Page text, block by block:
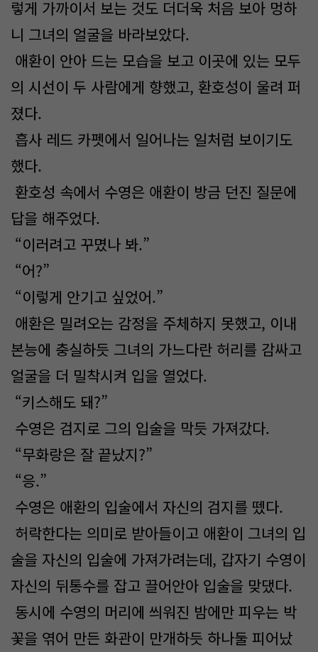
렇게 가까이서 보는 것도 더더욱 처음 보아 멍하
니 그녀의 얼굴을 바라보았다.
애환이 안아 드는 모습을 보고 이곳에 있는 모두
의 시선이 두 사람에게 향했고, 환호성이 울려 퍼
졌다.
흡사 레드 카펫에서 일어나는 일처럼 보이기도
했다.
환호성 속에서 수영은 애환이 방금 던진 질문에
답을 해주었다.
“이러려고 꾸몄나 봐.”
“어?”
“이렇게 안기고 싶었어.”
애환은 밀려오는 감정을 주체하지 못했고, 이내
본능에 충실하듯 그녀의 가느다란 허리를 감싸고
얼굴을 더 밀착시켜 입을 열었다.
“키스해도 돼?”
수영은 검지로 그의 입술을 막듯 가져갔다.
“무화랑은 잘 끝났지?”
“응.”
수영은 애환의 입술에서 자신의 검지를 뗐다.
허락한다는 의미로 받아들이고 애환이 그녀의 입
술을 자신의 입술에 가져가려는데, 갑자기 수영이
자신의 뒤통수를 잡고 끌어안아 입술을 맞댔다.
동시에 수영의 머리에 씌워진 밤에만 피우는 박
꽃을 엮어 만든 화관이 만개하듯 하나둘 피어났